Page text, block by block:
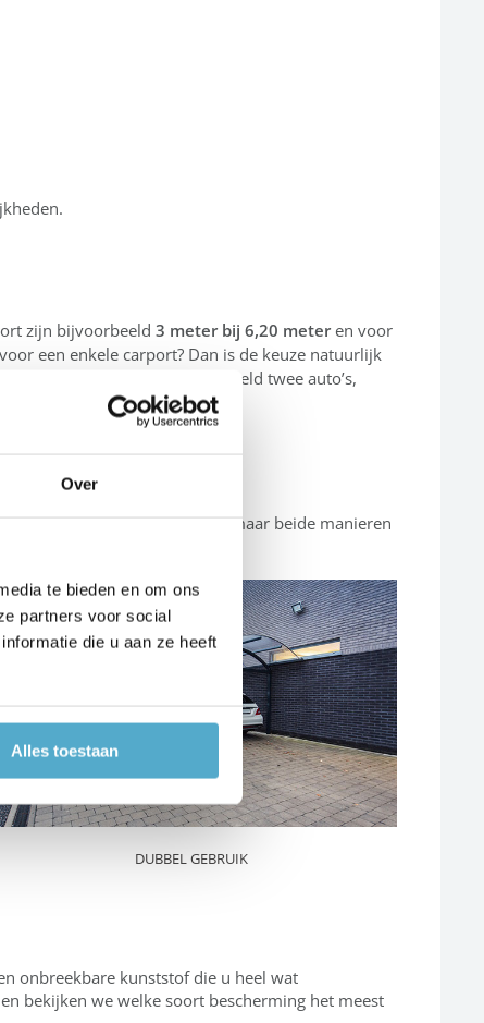
Over
te bieden en om ons
partners voor social
die u aan ze heeft
Alles toestaan
zijn bijvoorbeeld 3 meter bij 6,20 meteren voor
een enkele carport? Dan is de keuze natuurlijk
in uw keuze. Hebt u bijvoorbeeld twee auto’s,
van uw beschikbare ruimte, maar beide manieren
DUBBEL GEBRUIK
onbreekbare kunststof die u heel wat
bekijken we welke soort bescherming het meest